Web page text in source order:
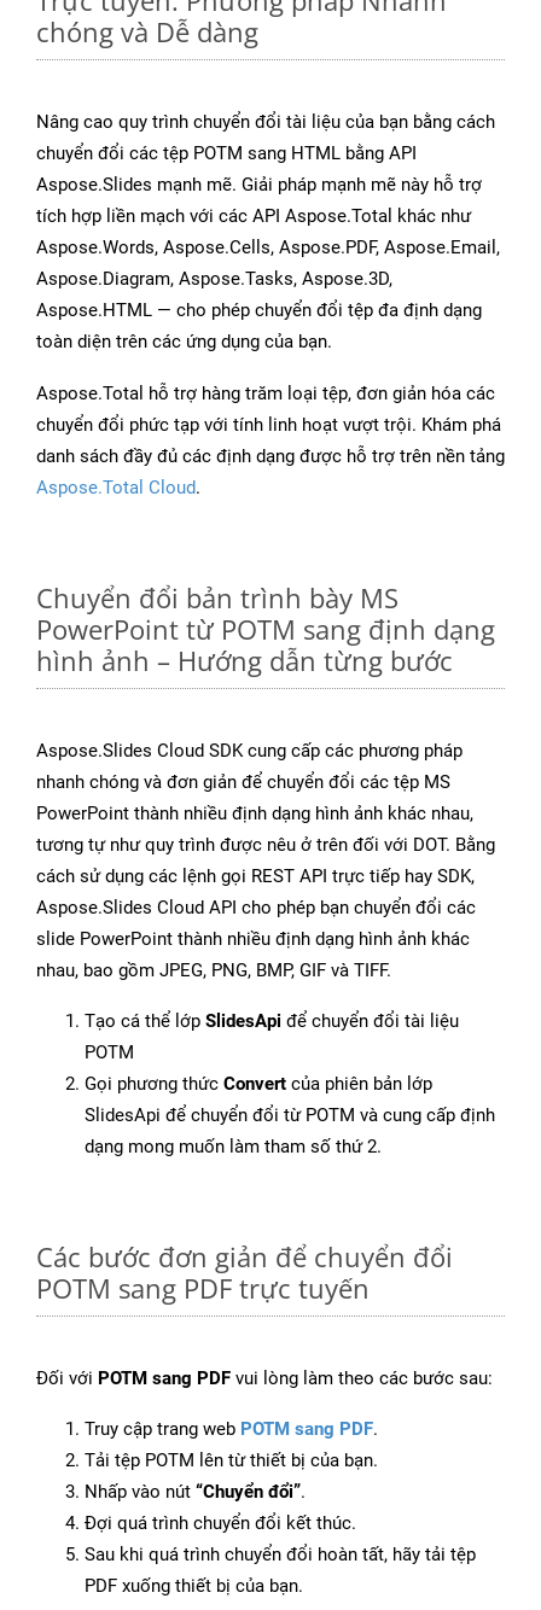
chóng và Dễ dàng
Nâng cao quy trình chuyển đổi tài liệu của bạn bằng cách
chuyển đổi các tệp POTM sang HTML bằng API
Aspose.Slides mạnh mẽ. Giải pháp mạnh mẽ này hỗ trợ
tích hợp liền mạch với các API Aspose.Total khác như
Aspose.Words, Aspose.Cells, Aspose.PDF, Aspose.Email,
Aspose.Diagram, Aspose.Tasks, Aspose.3D,
Aspose.HTML — cho phép chuyển đổi tệp đa định dạng
toàn diện trên các ứng dụng của bạn.
Aspose.Total hỗ trợ hàng trăm loại tệp, đơn giản hóa các
chuyển đổi phức tạp với tính linh hoạt vượt trội. Khám phá
danh sách đầy đủ các định dạng được hỗ trợ trên nền tảng
Aspose.Total Cloud.
Chuyển đổi bản trình bày MS
PowerPoint từ POTM sang định dạng
hình ảnh – Hướng dẫn từng bước
Aspose.Slides Cloud SDK cung cấp các phương pháp
nhanh chóng và đơn giản để chuyển đổi các tệp MS
PowerPoint thành nhiều định dạng hình ảnh khác nhau,
tương tự như quy trình được nêu ở trên đối với DOT. Bằng
cách sử dụng các lệnh gọi REST API trực tiếp hay SDK,
Aspose.Slides Cloud API cho phép bạn chuyển đổi các
slide PowerPoint thành nhiều định dạng hình ảnh khác
nhau, bao gồm JPEG, PNG, BMP, GIF và TIFF.
Tạo cá thể lớp SlidesApi để chuyển đổi tài liệu
POTM
Gọi phương thức Convert của phiên bản lớp
SlidesApi để chuyển đổi từ POTM và cung cấp định
dạng mong muốn làm tham số thứ 2.
Các bước đơn giản để chuyển đổi
POTM sang PDF trực tuyến
Đối với POTM sang PDF vui lòng làm theo các bước sau:
Truy cập trang web POTM sang PDF.
Tải tệp POTM lên từ thiết bị của bạn.
Nhấp vào nút “Chuyển đổi”.
Đợi quá trình chuyển đổi kết thúc.
Sau khi quá trình chuyển đổi hoàn tất, hãy tải tệp
PDF xuống thiết bị của bạn.